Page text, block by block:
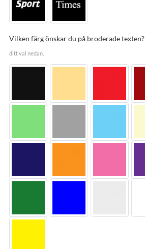
Vilken färg önskar du på broderade texten?
ditt val nedan.